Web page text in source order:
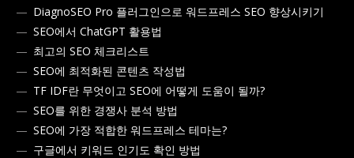
DiagnoSEO Pro 플러그인으로 워드프레스 SEO 향상시키기
SEO에서 ChatGPT 활용법
최고의 SEO 체크리스트
SEO에 최적화된 콘텐츠 작성법
TF IDF란 무엇이고 SEO에 어떻게 도움이 될까?
SEO를 위한 경쟁사 분석 방법
SEO에 가장 적합한 워드프레스 테마는?
구글에서 키워드 인기도 확인 방법